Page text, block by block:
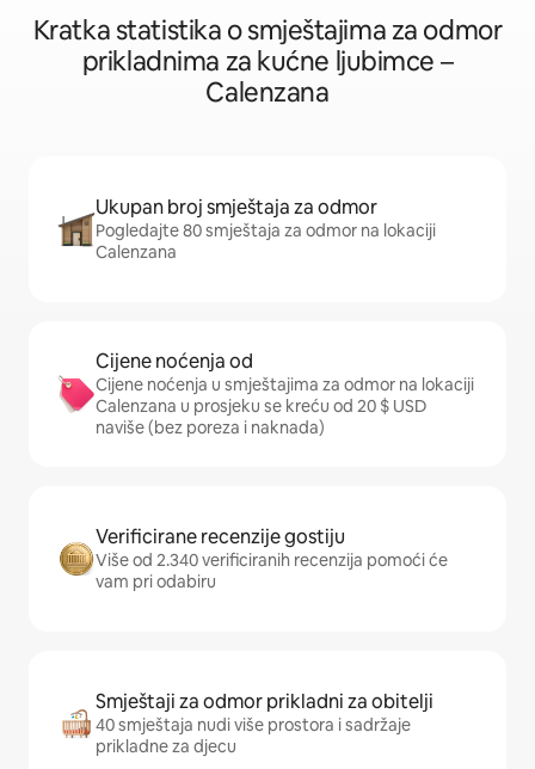
Kratka statistika o smještajima za odmor
prikladnima za kućne ljubimce –
Calenzana
Ukupan broj smještaja za odmor
Pogledajte 80 smještaja za odmor na lokaciji
Calenzana
Cijene noćenja od
Cijene noćenja u smještajima za odmor na lokaciji
Calenzana u prosjeku se kreću od 20 $ USD
naviše (bez poreza i naknada)
Verificirane recenzije gostiju
Više od 2.340 verificiranih recenzija pomoći će
vam pri odabiru
Smještaji za odmor prikladni za obitelji
40 smještaja nudi više prostora i sadržaje
prikladne za djecu